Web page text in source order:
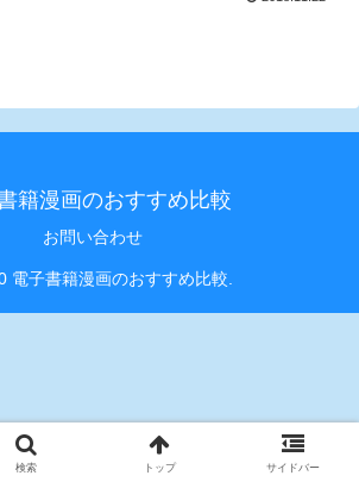
籍漫画のおすすめ比較
お問い合わせ
電子書籍漫画のおすすめ比較.
検索 トップ サイドバー